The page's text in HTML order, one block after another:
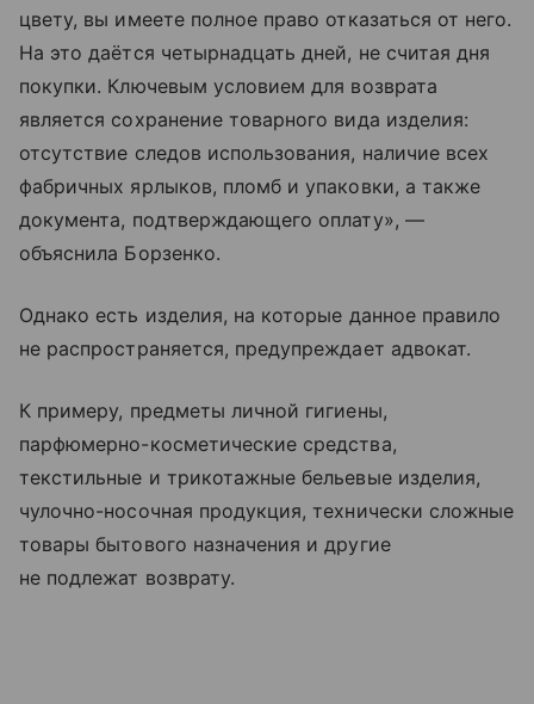
цвету, вы имеете полное право отказаться от него.
На это даётся четырнадцать дней, не считая дня
покупки. Ключевым условием для возврата
является сохранение товарного вида изделия:
отсутствие следов использования, наличие всех
фабричных ярлыков, пломб и упаковки, а также
документа, подтверждающего оплату», —
объяснила Борзенко.
Однако есть изделия, на которые данное правило
не распространяется, предупреждает адвокат.
К примеру, предметы личной гигиены,
парфюмерно-косметические средства,
текстильные и трикотажные бельевые изделия,
чулочно-носочная продукция, технически сложные
товары бытового назначения и другие
не подлежат возврату.